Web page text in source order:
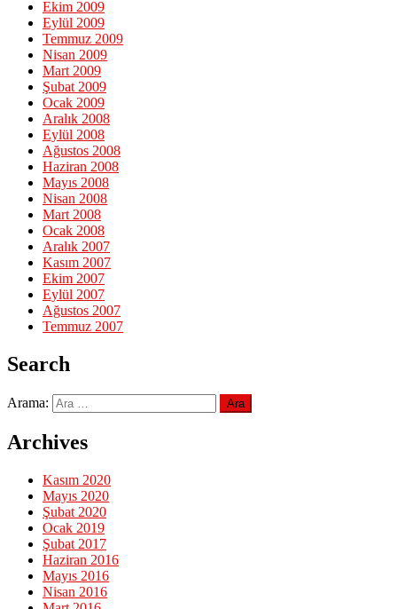
Ekim 2009
Eylül 2009
Temmuz 2009
Nisan 2009
Mart 2009
Şubat 2009
Ocak 2009
Aralık 2008
Eylül 2008
Ağustos 2008
Haziran 2008
Mayıs 2008
Nisan 2008
Mart 2008
Ocak 2008
Aralık 2007
Kasım 2007
Ekim 2007
Eylül 2007
Ağustos 2007
Temmuz 2007
Search
Arama:
Archives
Kasım 2020
Mayıs 2020
Şubat 2020
Ocak 2019
Şubat 2017
Haziran 2016
Mayıs 2016
Nisan 2016